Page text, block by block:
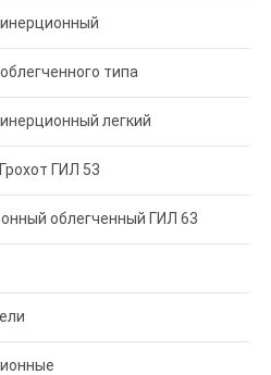
типа
легкий
ГИЛ 53
облегченный ГИЛ 63